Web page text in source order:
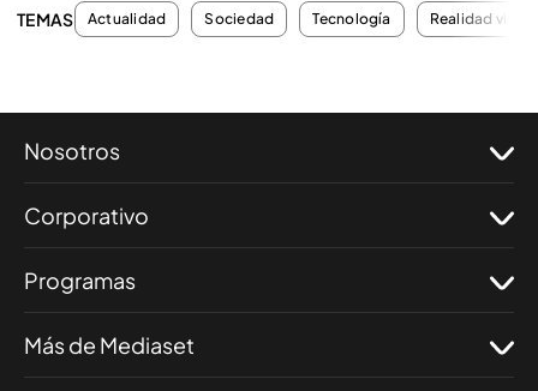
TEMAS Actualidad Sociedad Tecnología Realidad
Nosotros
Corporativo
Programas
Más de Mediaset